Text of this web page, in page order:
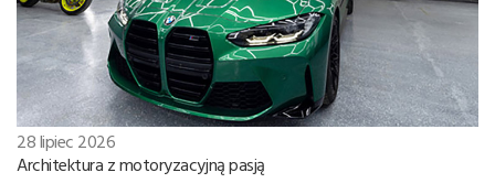
28 lipiec 2026
Architektura z motoryzacyjną pasją